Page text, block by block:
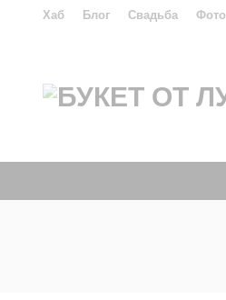
Хаб Блог Свадьба Фото